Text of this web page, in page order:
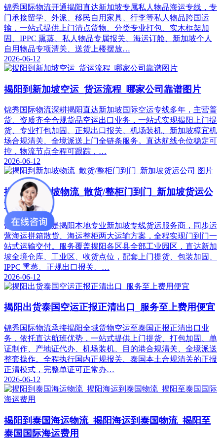
锦秀国际物流开通揭阳直达新加坡专属私人物品海运专线，专
门承接留学、外派、移民自用家具、行李等私人物品跨国运
输，一站式提供上门清点货物、分类专业打包、实木框架加
固、IPPC 熏蒸、私人物品专属报关、海运订舱、新加坡个人
自用物品专项清关、送货上楼摆放…
2026-06-12
揭阳到新加坡空运_货运流程_哪家公司靠谱图片
锦秀国际物流深耕揭阳直达新加坡国际空运专线多年，主营普
货、资质齐全合规货品空运出口业务，一站式实现揭阳上门提
货、专业打包加固、正规出口报关、机场装机、新加坡樟宜机
场合规清关、全境派送上门全链条服务。直达航线仓位稳定可
控，物流节点全程可跟踪，…
2026-06-12
揭阳到新加坡物流_散货/整柜门到门_新加坡货运公
司 图片
锦秀国际物流是揭阳本地专业新加坡专线货运服务商，同步运
营海运拼箱散货、海运整柜两大运输方案，全程实现门到门一
站式运输交付。服务覆盖揭阳各区县全部工业园区，直达新加
坡全境仓库、工业区、收货点位，配套上门提货、包装加固、
IPPC 熏蒸、正规出口报关、…
2026-06-12
揭阳出货泰国空运正报正清出口_服务至上费用便宜
锦秀国际物流承接揭阳全域货物空运至泰国正报正清出口业
务，依托直达航班优势，一站式提供上门提货、打包加固、单
证制作、产地证代办、机场装机、目的港合规清关、全境派送
整套操作。全程执行国内正规报关、泰国本土合规清关的正报
正清模式，完整单证可正常办…
2026-06-12
揭阳到泰国海运物流_揭阳海运到泰国物流_揭阳至
泰国国际海运费用